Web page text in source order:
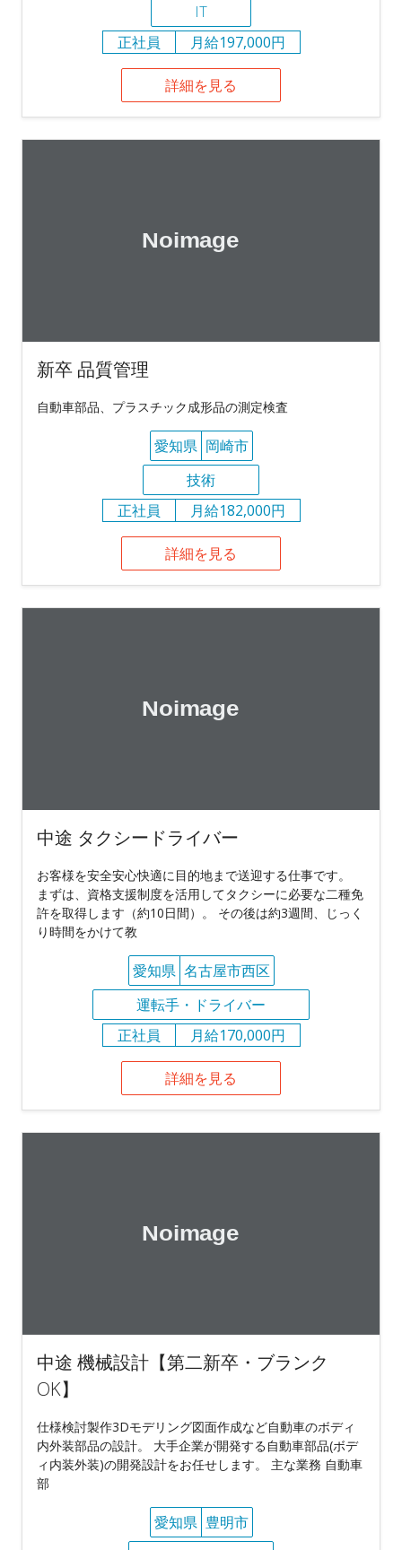
IT
正社員
月給197,000円
詳細を見る
新卒 品質管理
自動車部品、プラスチック成形品の測定検査
愛知県 岡崎市
技術
正社員
月給182,000円
詳細を見る
中途 タクシードライバー
お客様を安全安心快適に目的地まで送迎する仕事です。
まずは、資格支援制度を活用してタクシーに必要な二種免
許を取得します（約10日間）。 その後は約3週間、じっく
り時間をかけて教
愛知県 名古屋市西区
運転手・ドライバー
正社員
月給170,000円
詳細を見る
中途 機械設計【第二新卒・ブランク
OK】
仕様検討製作3Dモデリング図面作成など自動車のボディ
内外装部品の設計。 大手企業が開発する自動車部品(ボデ
ィ内装外装)の開発設計をお任せします。 主な業務 自動車
部
愛知県 豊明市